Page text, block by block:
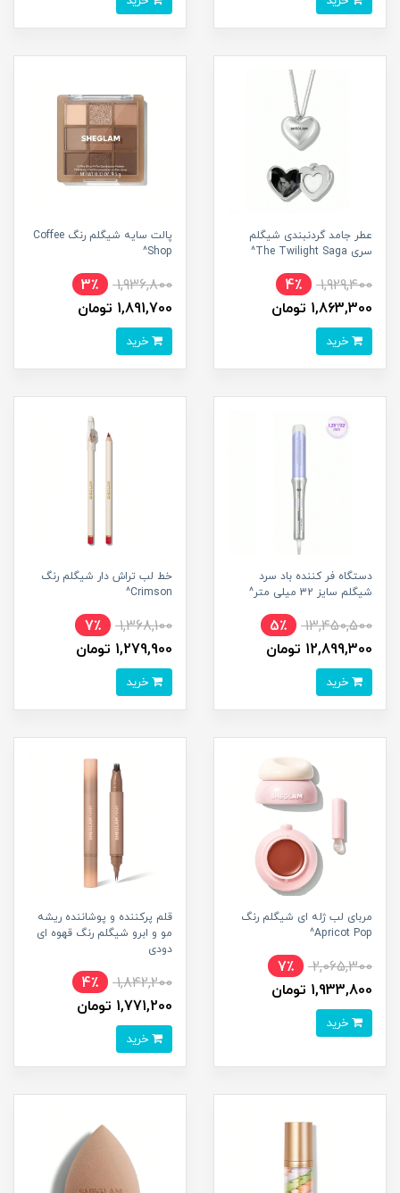
عطر جامد گردنبندی شیگلم
سری The Twilight Saga^
1,929,400
4٪
1,863,300 تومان
پالت سایه شیگلم رنگ Coffee
Shop^
1,936,800
3٪
1,891,700 تومان
دستگاه فر کننده باد سرد
شیگلم سایز 32 میلی متر^
13,450,500
5٪
12,899,300 تومان
خط لب تراش دار شیگلم رنگ
Crimson^
1,368,100
7٪
1,279,900 تومان
مربای لب ژله ای شیگلم رنگ
Apricot Pop^
2,065,300
7٪
1,933,800 تومان
قلم پرکننده و پوشاننده ریشه
مو و ابرو شیگلم رنگ قهوه ای
دودی
1,842,200
4٪
1,771,200 تومان